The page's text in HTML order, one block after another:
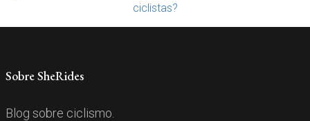
ciclistas?
Sobre SheRides
Blog sobre ciclismo.